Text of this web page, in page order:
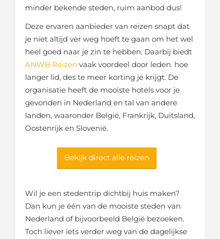
minder bekende steden, ruim aanbod dus!
Deze ervaren aanbieder van reizen snapt dat
je niet altijd ver weg hoeft te gaan om het wel
heel goed naar je zin te hebben. Daarbij biedt
ANWB Reizen vaak voordeel door leden. hoe
langer lid, des te meer korting je krijgt. De
organisatie heeft de mooiste hotels voor je
gevonden in Nederland en tal van andere
landen, waaronder België, Frankrijk, Duitsland,
Oostenrijk en Slovenië.
Bekijk direct alle reizen
Wil je een stedentrip dichtbij huis maken?
Dan kun je één van de mooiste steden van
Nederland of bijvoorbeeld België bezoeken.
Toch liever iets verder weg van de dagelijkse